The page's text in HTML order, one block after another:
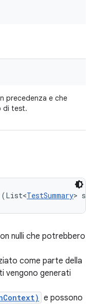
precedenza e che
di test.
(List<TestSummary>
nulli che potrebbero
come parte della
vengono generati
e possono